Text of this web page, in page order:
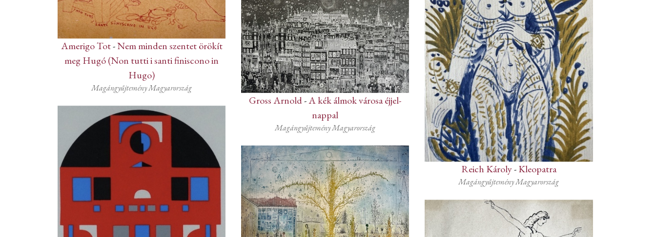
Amerigo Tot-Nem minden szentet örökít
meg Hugó (Non tutti i santi finiscono in
Hugo)
Magángyűjtemény Magyarország
Gross Arnold-A kék álmok városa éjjel-
nappal
Magángyűjtemény Magyarország
Reich Károly-Kleopatra
Magángyűjtemény Magyarország